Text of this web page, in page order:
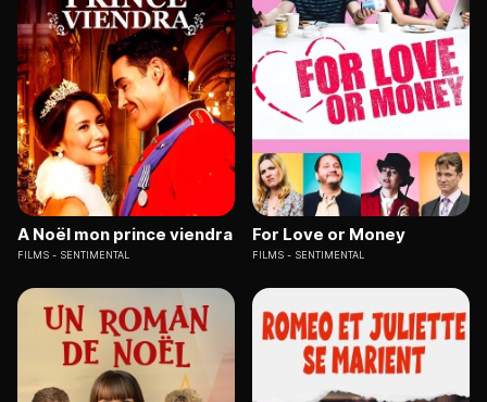
A Noël mon prince viendra
FILMS SENTIMENTAL
For Love or Money
FILMS SENTIMENTAL